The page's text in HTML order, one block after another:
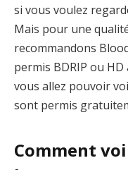
si vous voulez
Mais pour une
recommandons
permis BDRIP ou
vous allez pouvoir
sont permis
Comment